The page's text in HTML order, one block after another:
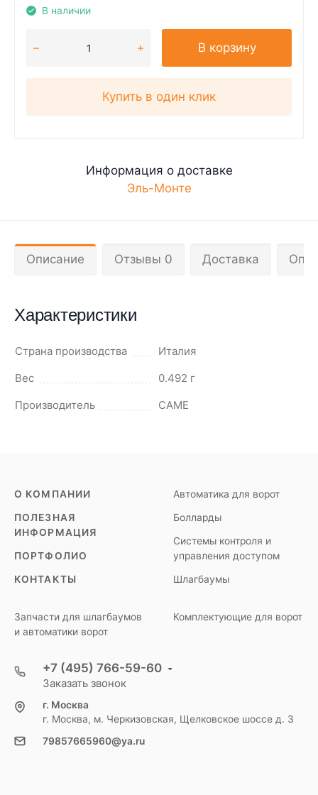
В наличии
В корзину
Купить в один клик
Информация о доставке
Эль-Монте
Описание Отзывы 0 Доставка
Характеристики
Страна производства
Италия
Вес
0.492 г
Производитель
CAME
О КОМПАНИИ
ПОЛЕЗНАЯ
ИНФОРМАЦИЯ
ПОРТФОЛИО
КОНТАКТЫ
Автоматика для ворот
Болларды
Системы контроля и
управления доступом
Шлагбаумы
Запчасти для шлагбаумов
и автоматики ворот
Комплектующие для ворот
+7 (495) 766-59-60
Заказать звонок
г. Москва
г. Москва, м. Черкизовская, Щелковское шоссе д. 3
79857665960@ya.ru